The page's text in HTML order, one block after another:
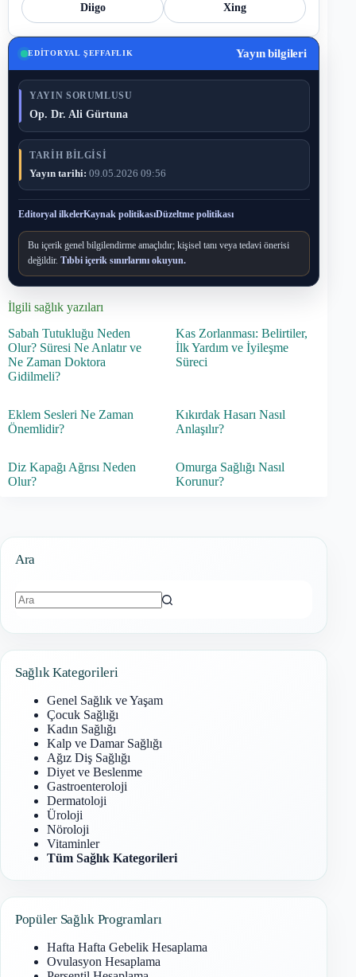
Diigo Xing
EDITORYAL ŞEFFAFLIK Yayın bilgileri
YAYIN SORUMLUSU
Op. Dr. Ali Gürtuna
TARIH BILGISI
Yayın tarihi: 09.05.2026 09:56
Editoryal ilkelerKaynak politikasıDüzeltme politikası
Bu içerik genel bilgilendirme amaçlıdır; kişisel tanı veya tedavi önerisi
değildir. Tıbbi içerik sınırlarını okuyun.
İlgili sağlık yazıları
Sabah Tutukluğu Neden
Olur? Süresi Ne Anlatır ve
Ne Zaman Doktora
Gidilmeli?
Kas Zorlanması: Belirtiler,
İlk Yardım ve İyileşme
Süreci
Eklem Sesleri Ne Zaman
Önemlidir?
Kıkırdak Hasarı Nasıl
Anlaşılır?
Diz Kapağı Ağrısı Neden
Olur?
Omurga Sağlığı Nasıl
Korunur?
Ara
Sağlık Kategorileri
Genel Sağlık ve Yaşam
Çocuk Sağlığı
Kadın Sağlığı
Kalp ve Damar Sağlığı
Ağız Diş Sağlığı
Diyet ve Beslenme
Gastroenteroloji
Dermatoloji
Üroloji
Nöroloji
Vitaminler
Tüm Sağlık Kategorileri
Popüler Sağlık Programları
Hafta Hafta Gebelik Hesaplama
Ovulasyon Hesaplama